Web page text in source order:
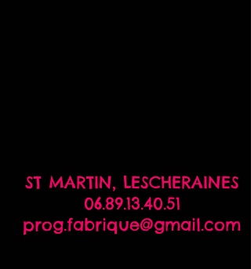
ST MARTIN, LESCHERAINES
06.89.13.40.51
prog.fabrique@gmail.com